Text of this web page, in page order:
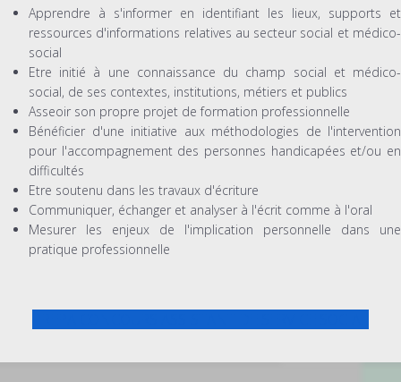
Apprendre à s'informer en identifiant les lieux, supports et
ressources d'informations relatives au secteur social et médico-
social
Etre initié à une connaissance du champ social et médico-
social, de ses contextes, institutions, métiers et publics
Asseoir son propre projet de formation professionnelle
Bénéficier d'une initiative aux méthodologies de l'intervention
pour l'accompagnement des personnes handicapées et/ou en
difficultés
Etre soutenu dans les travaux d'écriture
Communiquer, échanger et analyser à l'écrit comme à l'oral
Mesurer les enjeux de l'implication personnelle dans une
pratique professionnelle